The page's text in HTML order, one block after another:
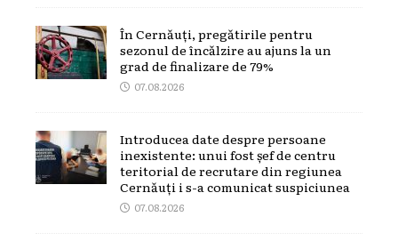
În Cernăuți, pregătirile pentru
sezonul de încălzire au ajuns la un
grad de finalizare de 79%
07.08.2026
Introducea date despre persoane
inexistente: unui fost șef de centru
teritorial de recrutare din regiunea
Cernăuți i s-a comunicat suspiciunea
07.08.2026